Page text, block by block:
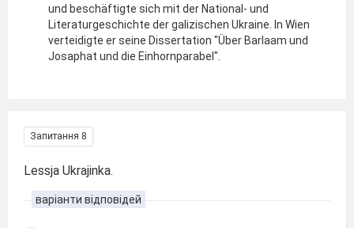
und beschäftigte sich mit der National- und
Literaturgeschichte der galizischen Ukraine. In Wien
verteidigte er seine Dissertation "Über Barlaam und
Josaphat und die Einhornparabel".
Запитання 8
Lessja Ukrajinka.
варіанти відповідей